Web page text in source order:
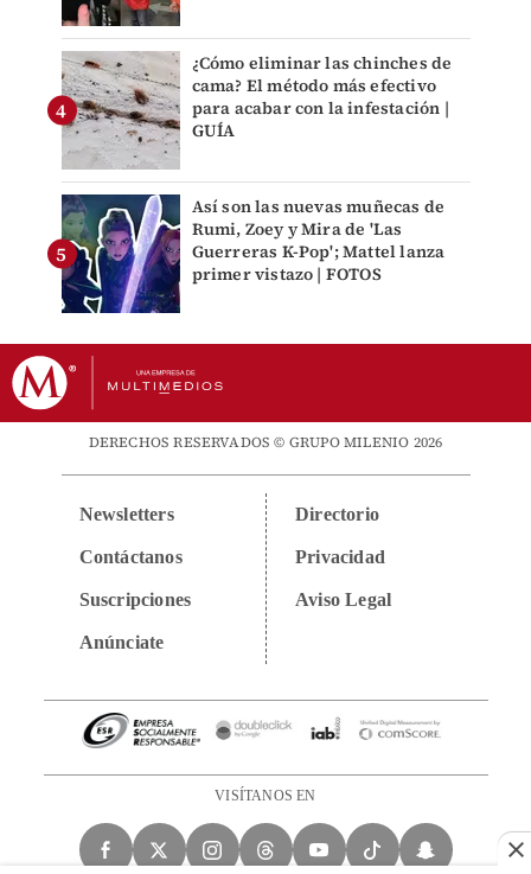
¿Cómo eliminar las chinches de
cama? El método más efectivo
para acabar con la infestación |
GUÍA
Así son las nuevas muñecas de
Rumi, Zoey y Mira de 'Las
Guerreras K-Pop'; Mattel lanza
primer vistazo | FOTOS
DERECHOS RESERVADOS © GRUPO MILENIO 2026
Newsletters
Contáctanos
Suscripciones
Anúnciate
Directorio
Privacidad
Aviso Legal
VISÍTANOS EN